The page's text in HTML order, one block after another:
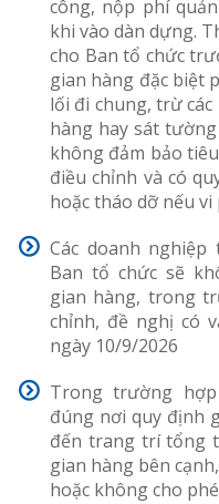
công, nộp phí
khi vào dàn dựng.
cho Ban tổ chức
gian hàng đặc biệt
lối đi chung, trừ
hàng hay sát
không đảm bảo
điều chỉnh và có
hoặc tháo dỡ nếu vi
Các doanh
Ban tổ chức sẽ
gian hàng, trong
chỉnh, đề nghị có
ngày 10/9/2026
Trong trường
đúng nơi quy định
đến trang trí tổng
gian hàng bên
hoặc không cho